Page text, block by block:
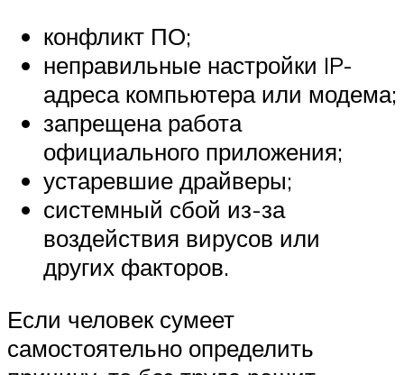
конфликт ПО;
неправильные настройки IP-
адреса компьютера или модема;
запрещена работа
официального приложения;
устаревшие драйверы;
системный сбой из-за
воздействия вирусов или
других факторов.
Если человек сумеет
самостоятельно определить